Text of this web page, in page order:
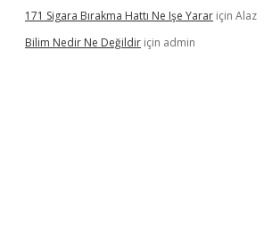
171 Sigara Bırakma Hattı Ne Işe Yarar için Alaz
Bilim Nedir Ne Değildir için admin